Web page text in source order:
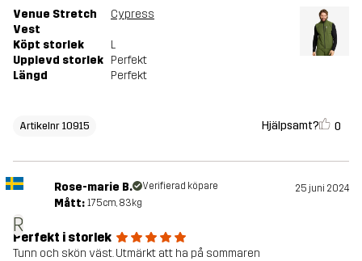
Venue Stretch
Vest
Cypress
Köpt storlek
L
Upplevd storlek Perfekt
Längd
Perfekt
Artikelnr 10915 Hjälpsamt? 0
R
Rose-marie B. Verifierad köpare 25 juni 2024
Mått: 175cm, 83kg
Perfekt i storlek
Tunn och skön väst. Utmärkt att ha på sommaren